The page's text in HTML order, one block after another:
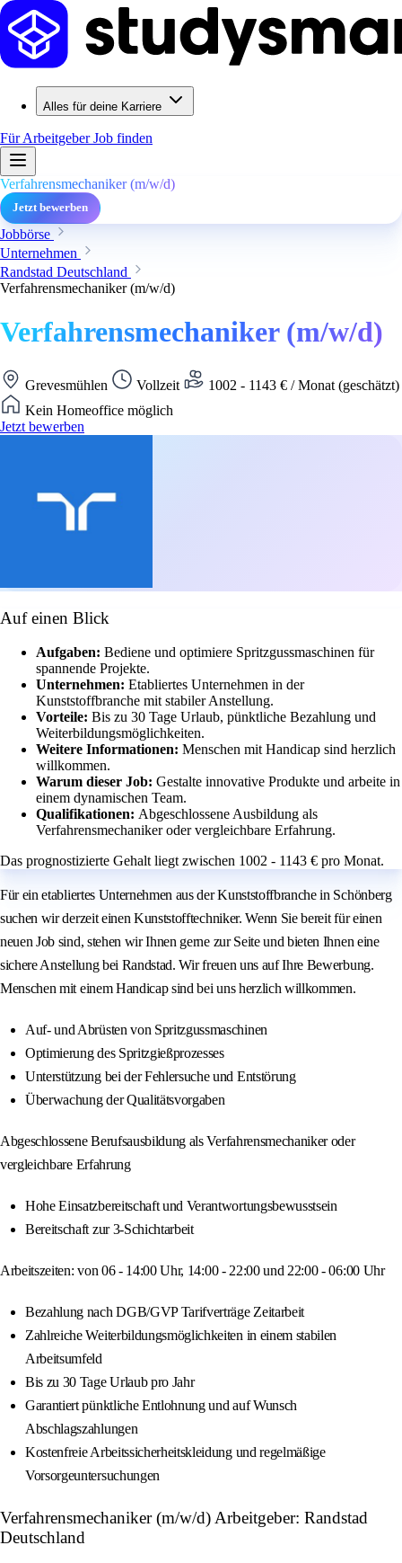
Alles für deine Karriere
Für ArbeitgeberJob finden
Verfahrensmechaniker (m/w/d)
Jetzt bewerben
Jobbörse
Unternehmen
Randstad Deutschland
Verfahrensmechaniker (m/w/d)
Verfahrensmechaniker (m/w/d)
Grevesmühlen Vollzeit
1002 - 1143 € / Monat (geschätzt)
Kein Homeoffice möglich
Jetzt bewerben
Auf einen Blick
Aufgaben: Bediene und optimiere Spritzgussmaschinen für
spannende Projekte.
Unternehmen: Etabliertes Unternehmen in der
Kunststoffbranche mit stabiler Anstellung.
Vorteile: Bis zu 30 Tage Urlaub, pünktliche Bezahlung und
Weiterbildungsmöglichkeiten.
Weitere Informationen: Menschen mit Handicap sind herzlich
willkommen.
Warum dieser Job: Gestalte innovative Produkte und arbeite in
einem dynamischen Team.
Qualifikationen: Abgeschlossene Ausbildung als
Verfahrensmechaniker oder vergleichbare Erfahrung.
Das prognostizierte Gehalt liegt zwischen 1002 - 1143 € pro Monat.
Für ein etabliertes Unternehmen aus der Kunststoffbranche in Schönberg
suchen wir derzeit einen Kunststofftechniker. Wenn Sie bereit für einen
neuen Job sind, stehen wir Ihnen gerne zur Seite und bieten Ihnen eine
sichere Anstellung bei Randstad. Wir freuen uns auf Ihre Bewerbung.
Menschen mit einem Handicap sind bei uns herzlich willkommen.
Auf- und Abrüsten von Spritzgussmaschinen
Optimierung des Spritzgießprozesses
Unterstützung bei der Fehlersuche und Entstörung
Überwachung der Qualitätsvorgaben
Abgeschlossene Berufsausbildung als Verfahrensmechaniker oder
vergleichbare Erfahrung
Hohe Einsatzbereitschaft und Verantwortungsbewusstsein
Bereitschaft zur 3-Schichtarbeit
Arbeitszeiten: von 06 - 14:00 Uhr, 14:00 - 22:00 und 22:00 - 06:00 Uhr
Bezahlung nach DGB/GVP Tarifverträge Zeitarbeit
Zahlreiche Weiterbildungsmöglichkeiten in einem stabilen
Arbeitsumfeld
Bis zu 30 Tage Urlaub pro Jahr
Garantiert pünktliche Entlohnung und auf Wunsch
Abschlagszahlungen
Kostenfreie Arbeitssicherheitskleidung und regelmäßige
Vorsorgeuntersuchungen
Verfahrensmechaniker (m/w/d) Arbeitgeber: Randstad
Deutschland